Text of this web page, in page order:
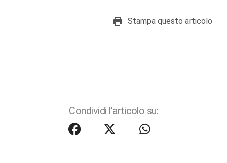
Stampa questo articolo
Condividi l'articolo su: